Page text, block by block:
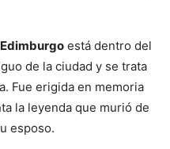
está dentro del
de la ciudad y se trata
Fue erigida en memoria
la leyenda que murió de
esposo.